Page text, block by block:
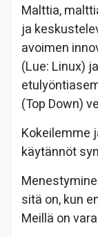
Malttia,
ja
avoimen
(Lue: Linux)
(Top Down)
Kokeilemme
käytännöt
sitä on, kun
Meillä on